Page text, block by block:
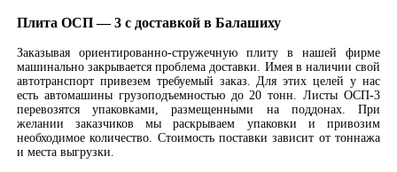
Плита ОСП — 3 с доставкой в Балашиху
Заказывая ориентированно-стружечную плиту в нашей фирме
машинально закрывается проблема доставки. Имея в наличии свой
автотранспорт привезем требуемый заказ. Для этих целей у нас
есть автомашины грузоподъемностью до 20 тонн. Листы ОСП-3
перевозятся упаковками, размещенными на поддонах. При
желании заказчиков мы раскрываем упаковки и привозим
необходимое количество. Стоимость поставки зависит от тоннажа
и места выгрузки.